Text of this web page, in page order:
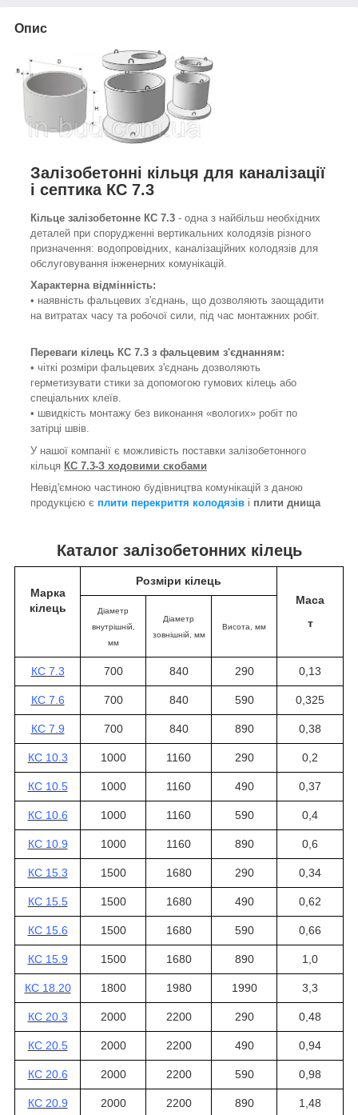
Опис
Залізобетонні кільця для каналізації
і септика КС 7.3
Кільце залізобетонне КС 7.3 - одна з найбільш необхідних
деталей при спорудженні вертикальних колодязів різного
призначення: водопровідних, каналізаційних колодязів для
обслуговування інженерних комунікацій.
Характерна відмінність:
• наявність фальцевих з'єднань, що дозволяють заощадити
на витратах часу та робочої сили, під час монтажних робіт.
Переваги кілець КС 7.3 з фальцевим з'єднанням:
• чіткі розміри фальцевих з'єднань дозволяють
герметизувати стики за допомогою гумових кілець або
спеціальних клеїв.
• швидкість монтажу без виконання «вологих» робіт по
затірці швів.
У нашої компанії є можливість поставки залізобетонного
кільця КС 7.3-З ходовими скобами
Невід'ємною частиною будівництва комунікацій з даною
продукцією є плити перекриття колодязів і плити днища
Каталог залізобетонних кілець
Марка
кілець
Розміри кілець
Маса
т
Діаметр
внутрішній,
мм
Діаметр
зовнішній, мм
Висота , мм
КС 7.3 700 840 290 0,13
КС 7.6 700 840 590 0,325
КС 7.9 700 840 890 0,38
КС 10.3 1000 1160 290 0,2
КС 10.5 1000 1160 490 0,37
КС 10.6 1000 1160 590 0,4
КС 10.9 1000 1160 890 0,6
КС 15.3 1500 1680 290 0,34
КС 15.5 1500 1680 490 0,62
КС 15.6 1500 1680 590 0,66
КС 15.9 1500 1680 890 1,0
КС 18.20 1800 1980 1990 3,3
КС 20.3 2000 2200 290 0,48
КС 20.5 2000 2200 490 0,94
КС 20.6 2000 2200 590 0,98
КС 20.9 2000 2200 890 1,48